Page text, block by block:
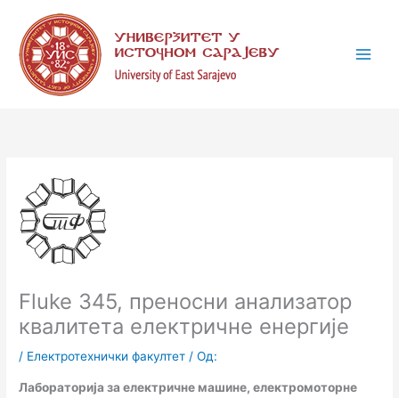
садржај
Fluke 345, преносни анализатор
квалитетa електричне енергије
/ Електротехнички факултет / Од:
Лабораторија за електричне машине, електромоторне
а
т
е